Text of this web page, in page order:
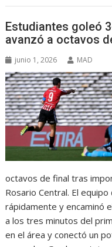
Estudiantes goleó
avanzó a octavos
junio 1, 2026 MAD
octavos de final tras
Rosario Central. El
rápidamente y encaminó
a los tres minutos del
en el área y conectó un